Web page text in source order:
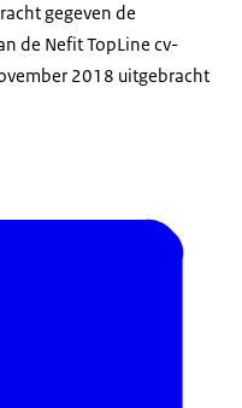
gegeven de
de Nefit TopLine cv-
2018 uitgebracht